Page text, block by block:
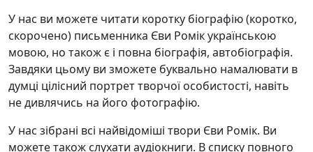
У нас ви можете читати коротку біографію (коротко,
скорочено) письменника Єви Ромік українською
мовою, но також є і повна біографія, автобіографія.
Завдяки цьому ви зможете буквально намалювати в
думці цілісний портрет творчої особистості, навіть
не дивлячись на його фотографію.
У нас зібрані всі найвідоміші твори Єви Ромік. Ви
можете також слухати аудіокниги. В списку повного